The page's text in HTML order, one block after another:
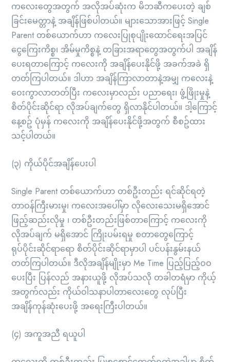
ကလေးတွေအတွက် အလိုအပ်ဆုံးက မိဘဆီကပေးတဲ့ ချစ်
ခြင်းမေတ္တာနဲ့ အချိန်ဖြစ်ပါတယ်။ များသောအားဖြင့် Single
Parent တစ်ယောက်ဟာ ကလေးပြုစုပျိုးထောင်ရေးအပြင်
ငွေကြေးကိစ္စ၊ အိမ်မှုကိစ္စနဲ့ တခြားအရာတွေအတွက်ပါ အချိန်
ပေးရတာကြောင့် ကလေးကို အချိန်ပေးနိုင်ဖို့ အခက်အခဲ ရှိ
တတ်ကြပါတယ်။ ဒါဟာ အချိန်ကြာလာတာနဲ့အမျှ ကလေးနဲ့
ဝေးကွာလာတတ်ပြီး ကလေးမှာလည်း ပညာရေး၊ ဖွံ့ဖြိုးမှုနဲ့
စိတ်ပိုင်းဆိုင်ရာ လိုအပ်ချက်တွေ ရှိလာနိုင်ပါတယ်။ ဒါ့ကြောင့်
နေ့စဥ် ပုံမှန် ကလေးကို အချိန်ပေးနိုင်ဖို့အတွက် စီစဥ်ထား
သင့်ပါတယ်။
(၃) ကိုယ်ပိုင်အချိန်ပေးပါ
Single Parent တစ်ယောက်ဟာ တစ်ဦးတည်း ရင်ဆိုင်ရတဲ့
တာဝန်ကြီးမားမှု၊ ကလေးအပေါ်မှာ လိုလေးသေးမရှိအောင်
ဖြည့်ဆည်းလိုမှု ၊ တစ်ဦးတည်းဖြစ်တာကြောင့် ကလေးကို
လိုအပ်ချက် မရှိအောင် ကြိုးပမ်းရမှု စတာတွေကြောင့်
ရုပ်ပိုင်းဆိုင်ရာရော စိတ်ပိုင်းဆိုင်ရာမှာပါ ပင်ပန်းနွမ်းနယ်
တတ်ကြပါတယ်။ ဒီလိုအချိန်မျိုးမှာ Me Time ပြည့်ပြည့်ဝဝ
ပေးပြီး ပြန်လည် အနားယူဖို့ လိုအပ်သလို တခါတရံမှာ ကိုယ့်
အတွက်လည်း ကိုယ်ဝါသနာပါတာလေးတွေ လုပ်ပြီး
အချိန်ကုန်ဆုံးပေးဖို့ အရေးကြီးပါတယ်။
(၄) အကူအညီ ရယူပါ